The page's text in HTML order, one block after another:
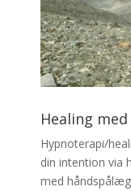
Healing
Hypnoterapi/
din intention via
med